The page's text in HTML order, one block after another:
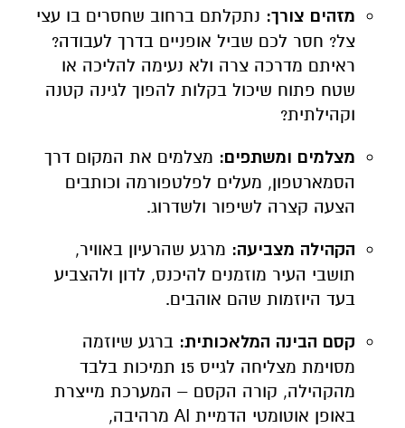
מזהים צורך: נתקלתם ברחוב שחסרים בו עצי
צל? חסר לכם שביל אופניים בדרך לעבודה?
ראיתם מדרכה צרה ולא נעימה להליכה או
שטח פתוח שיכול בקלות להפוך לגינה קטנה
וקהילתית?
מצלמים ומשתפים: מצלמים את המקום דרך
הסמארטפון, מעלים לפלטפורמה וכותבים
הצעה קצרה לשיפור ולשדרוג.
הקהילה מצביעה: מרגע שהרעיון באוויר,
תושבי העיר מוזמנים להיכנס, לדון ולהצביע
בעד היוזמות שהם אוהבים.
קסם הבינה המלאכותית: ברגע שיוזמה
מסוימת מצליחה לגייס 15 תמיכות בלבד
מהקהילה, קורה הקסם – המערכת מייצרת
באופן אוטומטי הדמיית AI מרהיבה,